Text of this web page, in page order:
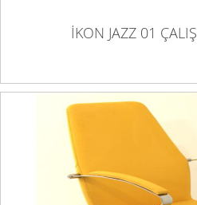
İKON JAZZ 01